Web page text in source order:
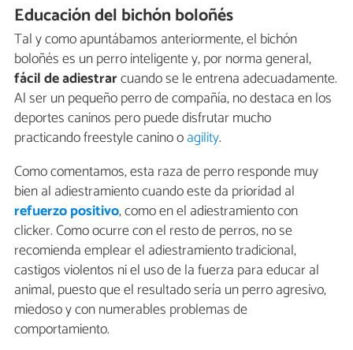
Educación del bichón boloñés
Tal y como apuntábamos anteriormente, el bichón
boloñés es un perro inteligente y, por norma general,
fácil de adiestrarcuando se le entrena adecuadamente.
Al ser un pequeño perro de compañía, no destaca en los
deportes caninos pero puede disfrutar mucho
practicando freestyle canino oagility.
Como comentamos, esta raza de perro responde muy
bien al adiestramiento cuando este da prioridad al
refuerzo positivo, como en el adiestramiento con
clicker. Como ocurre con el resto de perros, no se
recomienda emplear el adiestramiento tradicional,
castigos violentos ni el uso de la fuerza para educar al
animal, puesto que el resultado sería un perro agresivo,
miedoso y con numerables problemas de
comportamiento.